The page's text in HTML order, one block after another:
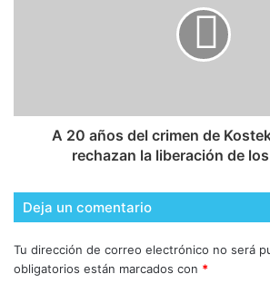
A 20 años del crimen de
rechazan la liberación de
Deja un comentario
Tu dirección de correo electrónico no será
obligatorios están marcados con *